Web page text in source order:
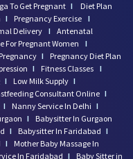
To Get Pregnant I
Diet Plan
I Pregnancy Exercise I
Delivery I Antenatal
For Pregnant Women
I
I
Pregnancy Diet Plan
I Fitness Classes I
I Low Milk Supply I
Consultant Online I
I Nanny Service In Delhi I
I
Babysitter In Gurgaon
I Babysitter In Faridabad I
I
Mother Baby Massage In
In Faridabad I
Baby Sitter in